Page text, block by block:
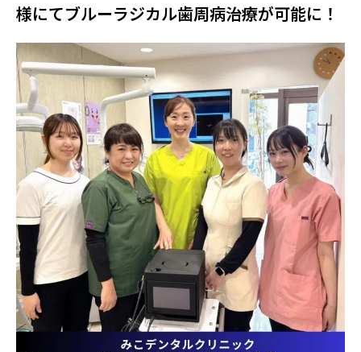
様​にてブルーラジカル歯周病治療が可能に！